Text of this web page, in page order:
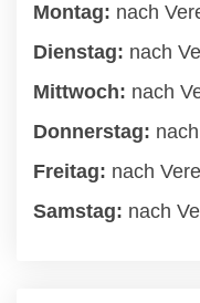
Montag: nach
Dienstag: nach
Mittwoch: nach
Donnerstag:
Freitag: nach
Samstag: nach